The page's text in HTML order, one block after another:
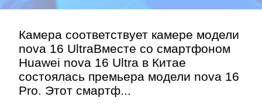
Камера соответствует камере модели
nova 16 UltraВместе со смартфоном
Huawei nova 16 Ultra в Китае
состоялась премьера модели nova 16
Pro. Этот смартф...